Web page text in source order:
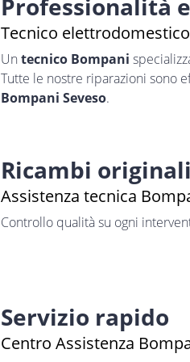
Professionalità
Tecnico
Un tecnico Bompani
Tutte le nostre riparazioni sono
Bompani Seveso.
Ricambi
Assistenza tecnica
Controllo qualità su ogni
Servizio rapido
Centro Assistenza